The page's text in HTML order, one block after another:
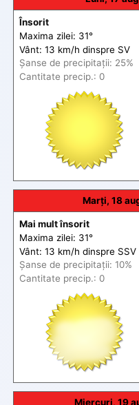
Însorit
Maxima zilei: 31°
Vânt: 13 km/h dinspre SV
Șanse de precipitații: 25%
Cantitate precip.: 0
Marți, 18
Mai mult însorit
Maxima zilei: 31°
Vânt: 13 km/h dinspre SSV
Șanse de precipitații: 10%
Cantitate precip.: 0
Miercuri, 19